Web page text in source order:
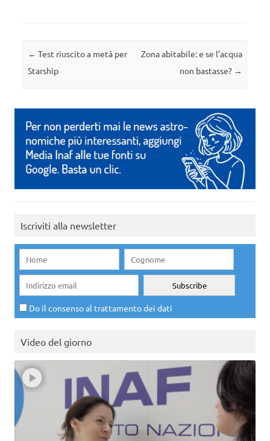
Navigazione articolo
← Test riuscito a metà per
Starship
Zona abitabile: e se l’acqua
non bastasse? →
Iscriviti alla newsletter
Do il consenso al trattamento dei dati
Video del giorno